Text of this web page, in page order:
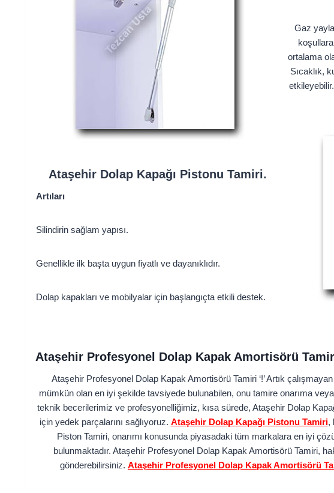
Ataşehir Dolap Kapağı Pistonu Tamiri.
Artıları
Silindirin sağlam yapısı.
Genellikle ilk başta uygun fiyatlı ve dayanıklıdır.
Dolap kapakları ve mobilyalar için başlangıçta etkili destek.
Gaz
ortalama
Sıcaklık,
Ataşehir Profesyonel Dolap Kapak Amortisörü
Ataşehir Profesyonel Dolap Kapak Amortisörü Tamiri ‘!’ Artık
mümkün olan en iyi şekilde tavsiyede bulunabilen, onu tamire onarıma
teknik becerilerimiz ve profesyonelliğimiz, kısa sürede, Ataşehir Dolap
için yedek parçalarını sağlıyoruz. Ataşehir Dolap Kapağı Pistonu Tamiri,
Piston Tamiri, onarımı konusunda piyasadaki tüm markalara en iyi
bulunmaktadır. Ataşehir Profesyonel Dolap Kapak Amortisörü Tamiri,
gönderebilirsiniz. Ataşehir Profesyonel Dolap Kapak Amortisörü